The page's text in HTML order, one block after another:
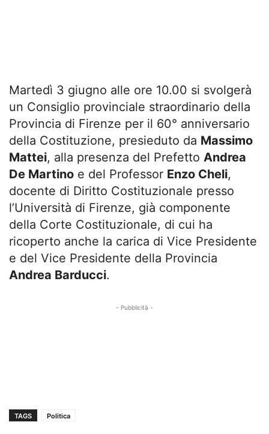
Martedì 3 giugno alle ore 10.00 si svolgerà
un Consiglio provinciale straordinario della
Provincia di Firenze per il 60° anniversario
della Costituzione, presieduto da Massimo
Mattei, alla presenza del Prefetto Andrea
De Martino e del Professor Enzo Cheli,
docente di Diritto Costituzionale presso
l’Università di Firenze, già componente
della Corte Costituzionale, di cui ha
ricoperto anche la carica di Vice Presidente
e del Vice Presidente della Provincia
Andrea Barducci.
- Pubblicità -
TAGS Politica